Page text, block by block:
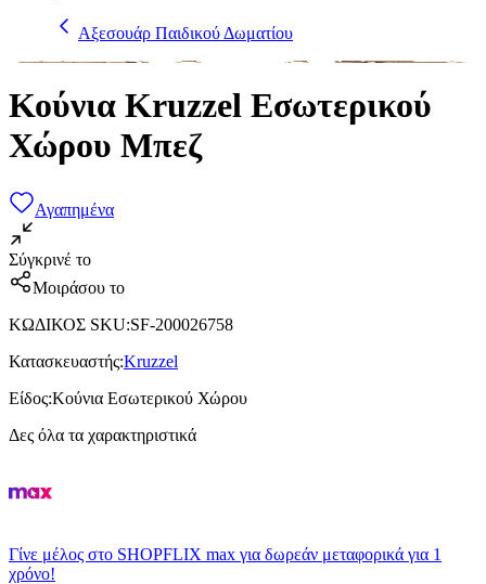
Αξεσουάρ Παιδικού Δωματίου
Κούνια Kruzzel Εσωτερικού
Χώρου Μπεζ
Αγαπημένα
Σύγκρινέ το
Μοιράσου το
ΚΩΔΙΚΟΣ SKU:SF-200026758
Κατασκευαστής:Kruzzel
Είδος:Κούνια Εσωτερικού Χώρου
Δες όλα τα χαρακτηριστικά
Γίνε μέλος στο SHOPFLIX max για δωρεάν μεταφορικά για 1
χρόνο!